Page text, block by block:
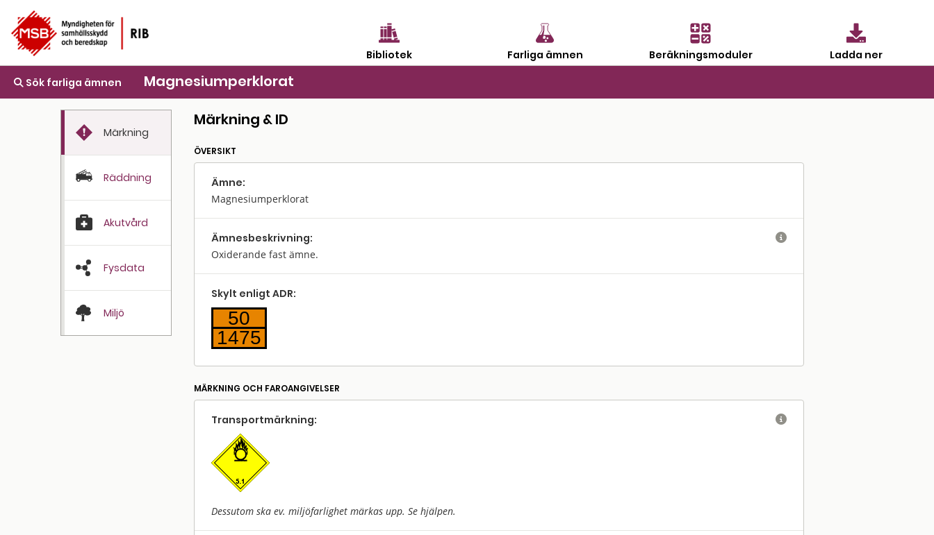
Bibliotek Farliga ämnen Beräkningsmoduler Ladda ner
Sök farliga ämnen Magnesiumperklorat
Märkning
Räddning
Akutvård
Fysdata
Miljö
Märkning & ID
ÖVERSIKT
Ämne:
Magnesiumperklorat
Ämnes­beskrivning:
Oxiderande fast ämne.

Skylt enligt ADR:
50
1475
MÄRKNING OCH FAROANGIVELSER
Transport­märkning:
Dessutom ska ev. miljöfarlighet märkas upp. Se hjälpen.
